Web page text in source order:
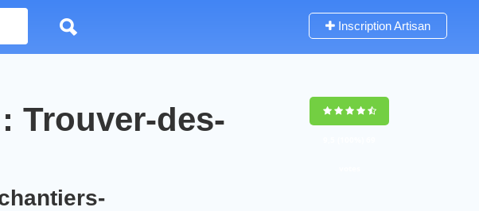
Inscription Artisan
Trouver-des-